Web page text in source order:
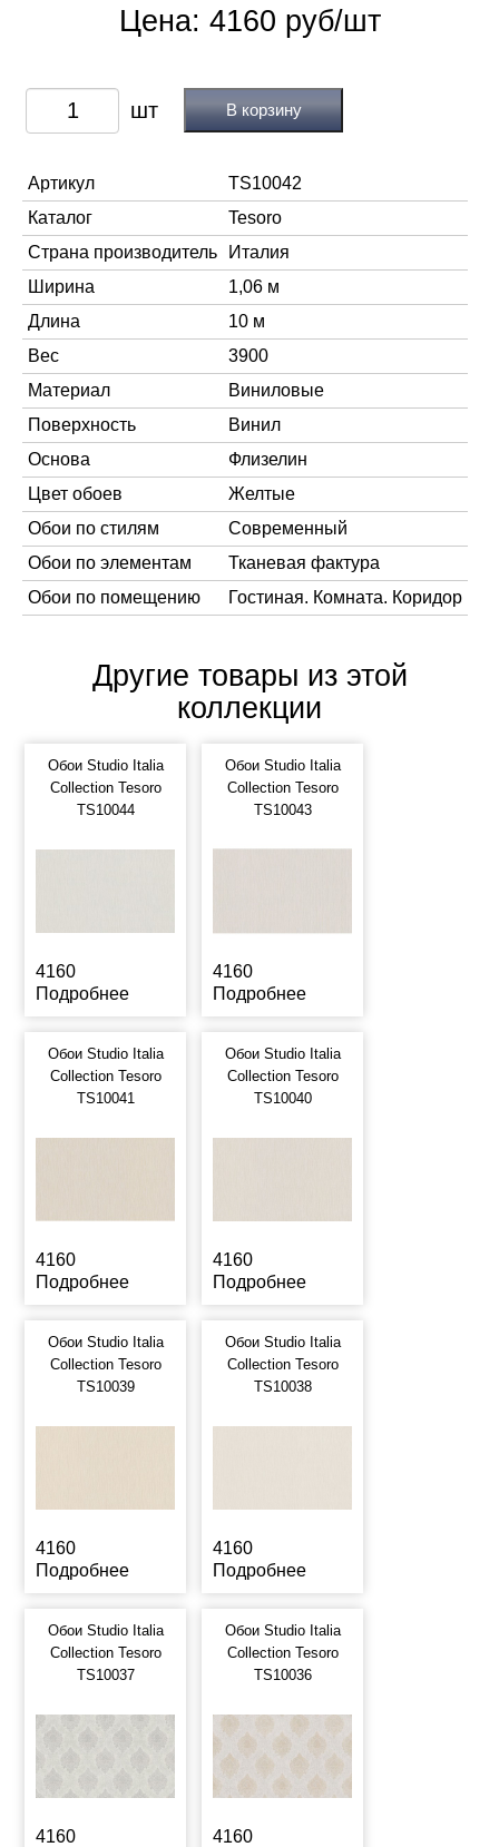
Цена: 4160 руб/шт
В корзину
Артикул
TS10042
Каталог
Tesoro
Страна производитель
Италия
Ширина
1,06 м
Длина
10 м
Вес
3900
Материал
Виниловые
Поверхность
Винил
Основа
Флизелин
Цвет обоев
Желтые
Обои по стилям
Современный
Обои по элементам
Тканевая фактура
Обои по помещению
Гостиная. Комната. Коридор
Другие товары из этой
коллекции
Обои Studio Italia
Collection Tesoro
TS10044
4160
Подробнее
Обои Studio Italia
Collection Tesoro
TS10043
4160
Подробнее
Обои Studio Italia
Collection Tesoro
TS10041
4160
Подробнее
Обои Studio Italia
Collection Tesoro
TS10040
4160
Подробнее
Обои Studio Italia
Collection Tesoro
TS10039
4160
Подробнее
Обои Studio Italia
Collection Tesoro
TS10038
4160
Подробнее
Обои Studio Italia
Collection Tesoro
TS10037
4160
Обои Studio Italia
Collection Tesoro
TS10036
4160